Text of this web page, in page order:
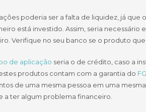
poderia ser a falta de liquidez, já
está investido. Assim, seria
Verifique no seu banco se o produto
de aplicação seria o de crédito, caso a
produtos contam com a garantia do
de uma mesma pessoa em uma
a ter algum problema financeiro.